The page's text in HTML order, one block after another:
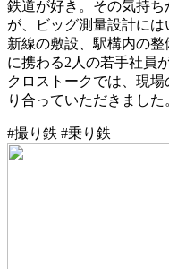
鉄道が好き。その気持
が、ビッグ測量設計には
新線の敷設、駅構内の
に携わる2人の若手社員
クロストークでは、現
り合っていただきました
#撮り鉄 #乗り鉄